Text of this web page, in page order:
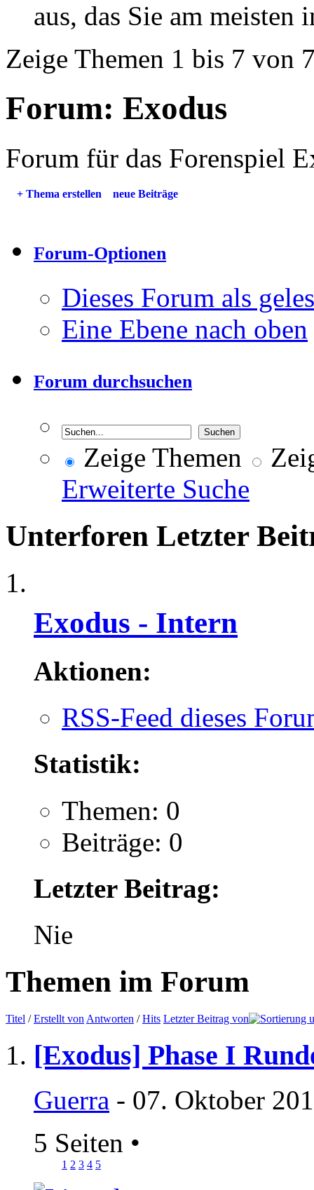
aus, das Sie am meisten
Zeige Themen 1 bis 7 von
Forum: Exodus
Forum für das Forenspiel
+ Thema erstellen neue Beiträge
Forum-Optionen
Dieses Forum als
Eine Ebene nach oben
Forum durchsuchen
Zeige Themen
Erweiterte Suche
Unterforen Letzter
Exodus - Intern
Aktionen:
RSS-Feed dieses
Statistik:
Themen: 0
Beiträge: 0
Letzter Beitrag:
Nie
Themen im Forum
Titel /Erstellt von Antworten /Hits Letzter Beitrag von
[Exodus] Phase I
Guerra - 07. Oktober
5 Seiten •
1 2 3 4 5